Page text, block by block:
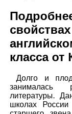
класса от
Долго и
занималась
литературы.
школах